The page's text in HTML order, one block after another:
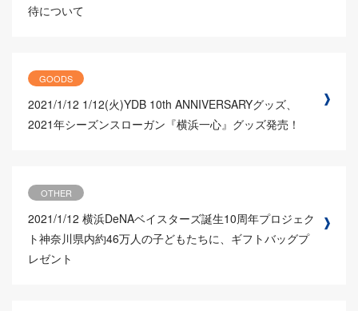
待について
GOODS
2021/1/12 1/12(火)YDB 10th ANNIVERSARYグッズ、
2021年シーズンスローガン『横浜一心』グッズ発売！
OTHER
2021/1/12 横浜DeNAベイスターズ誕生10周年プロジェク
ト神奈川県内約46万人の子どもたちに、ギフトバッグプ
レゼント